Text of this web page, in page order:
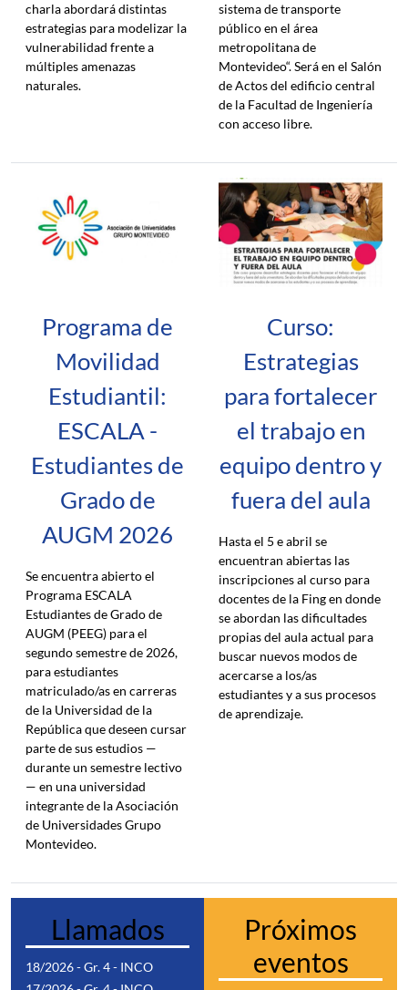
charla abordará distintas
estrategias para modelizar la
vulnerabilidad frente a
múltiples amenazas
naturales.
sistema de transporte
público en el área
metropolitana de
Montevideo“. Será en el Salón
de Actos del edificio central
de la Facultad de Ingeniería
con acceso libre.
Programa de
Movilidad
Estudiantil:
ESCALA -
Estudiantes de
Grado de
AUGM 2026
Se encuentra abierto el
Programa ESCALA
Estudiantes de Grado de
AUGM (PEEG) para el
segundo semestre de 2026,
para estudiantes
matriculado/as en carreras
de la Universidad de la
República que deseen cursar
parte de sus estudios —
durante un semestre lectivo
— en una universidad
integrante de la Asociación
de Universidades Grupo
Montevideo.
Curso:
Estrategias
para fortalecer
el trabajo en
equipo dentro y
fuera del aula
Hasta el 5 e abril se
encuentran abiertas las
inscripciones al curso para
docentes de la Fing en donde
se abordan las dificultades
propias del aula actual para
buscar nuevos modos de
acercarse a los/as
estudiantes y a sus procesos
de aprendizaje.
Llamados
18/2026 - Gr. 4 - INCO
Próximos
eventos